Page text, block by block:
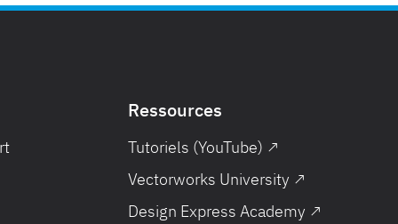
Ressources
Tutoriels (YouTube) ↗
Vectorworks University ↗
Design Express Academy ↗